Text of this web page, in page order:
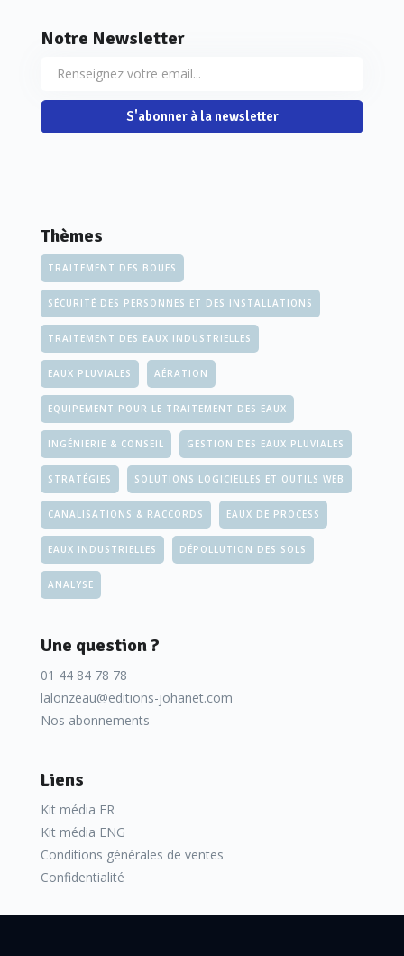
Notre Newsletter
S'abonner à la newsletter
Thèmes
TRAITEMENT DES BOUES
SÉCURITÉ DES PERSONNES ET DES INSTALLATIONS
TRAITEMENT DES EAUX INDUSTRIELLES
EAUX PLUVIALES AÉRATION
EQUIPEMENT POUR LE TRAITEMENT DES EAUX
INGÉNIERIE & CONSEIL GESTION DES EAUX PLUVIALES
STRATÉGIES SOLUTIONS LOGICIELLES ET OUTILS WEB
CANALISATIONS & RACCORDS EAUX DE PROCESS
EAUX INDUSTRIELLES DÉPOLLUTION DES SOLS
ANALYSE
Une question ?
01 44 84 78 78
lalonzeau@editions-johanet.com
Nos abonnements
Liens
Kit média FR
Kit média ENG
Conditions générales de ventes
Confidentialité